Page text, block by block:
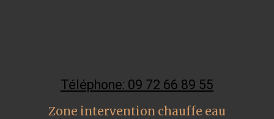
Téléphone: 09 72 66 89 55
Zone intervention chauffe eau